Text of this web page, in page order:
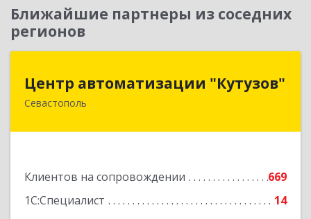
Ближайшие партнеры из соседних
регионов
Центр автоматизации "Кутузов"
Севастополь
Клиентов на сопровождении
669
1С:Специалист
14
299011, Севастополь г, Генерала Петрова ул,